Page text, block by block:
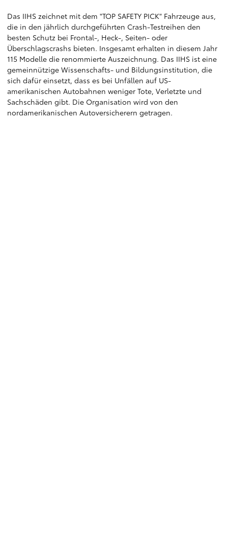
Das IIHS zeichnet mit dem "TOP SAFETY PICK" Fahrzeuge aus,
die in den jährlich durchgeführten Crash-Testreihen den
besten Schutz bei Frontal-, Heck-, Seiten- oder
Überschlagscrashs bieten. Insgesamt erhalten in diesem Jahr
115 Modelle die renommierte Auszeichnung. Das IIHS ist eine
gemeinnützige Wissenschafts- und Bildungsinstitution, die
sich dafür einsetzt, dass es bei Unfällen auf US-
amerikanischen Autobahnen weniger Tote, Verletzte und
Sachschäden gibt. Die Organisation wird von den
nordamerikanischen Autoversicherern getragen.